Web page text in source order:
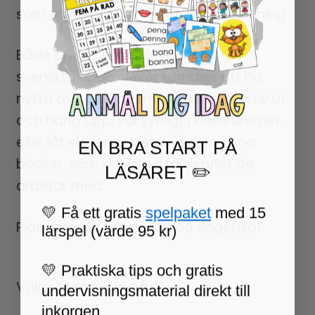
som utgångspunkt för meningsskrivning.
Både andraspråkselever och
svensktalande elever kommer att ha
nytta av visuella temaplanscher. Skriv ut
och häng upp, väl synligt i klassrummet,
eller låt eleverna klistra in dem i sina
böcker, som skrivstöd för ämnet de
arbetar med.
Planscherna finns även på engelska!
Vilka teman ingår?
EN BRA START PÅ
LÄSÅRET ✏️
💛 Få ett gratis spelpaket med 15
lärspel (värde 95 kr)
💛 Praktiska tips och gratis
undervisningsmaterial direkt till
inkorgen